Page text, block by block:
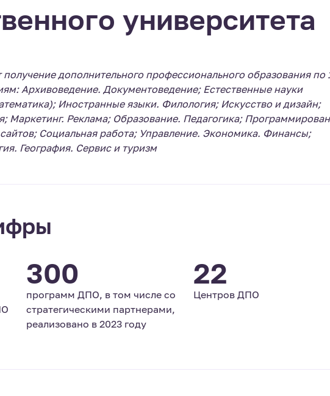
университета
дополнительного профессионального образования по
Архивоведение. Документоведение; Естественные науки
Иностранные языки. Филология; Искусство и дизайн;
Маркетинг. Реклама; Образование. Педагогика;
Социальная работа; Управление. Экономика. Финансы;
География. Сервис и туризм
300
программ ДПО, в том числе со
стратегическими партнерами,
реализовано в 2023 году
22
Центров ДПО